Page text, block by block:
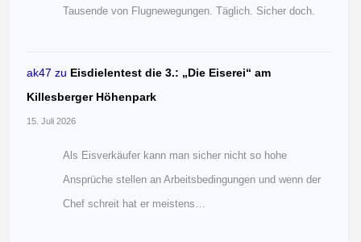
Tausende von Flugnewegungen. Täglich. Sicher doch.
ak47 zu Eisdielentest die 3.: „Die Eiserei“ am
Killesberger Höhenpark
15. Juli 2026
Als Eisverkäufer kann man sicher nicht so hohe
Ansprüche stellen an Arbeitsbedingungen und wenn der
Chef schreit hat er meistens…